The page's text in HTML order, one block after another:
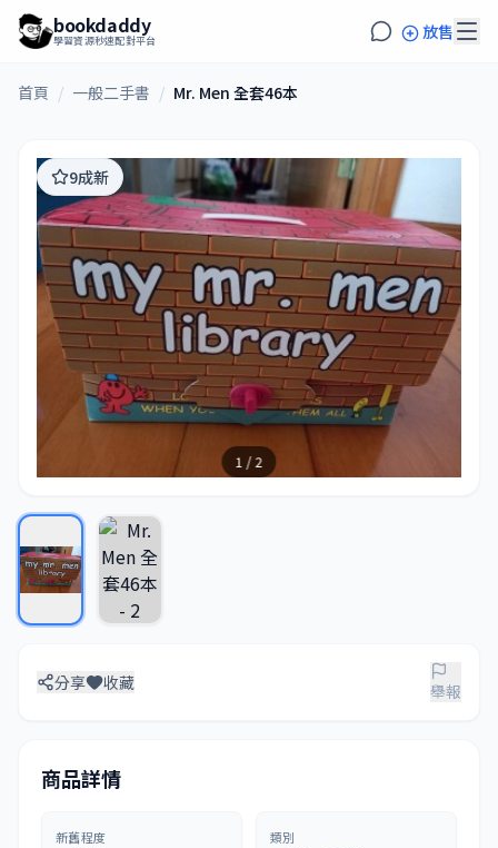
bookdaddy
學習資源秒速配對平台 放售
首頁 / 一般二手書 / Mr. Men 全套46本
1 / 2
9成新
分享 收藏 舉報
商品詳情
新舊程度 類別